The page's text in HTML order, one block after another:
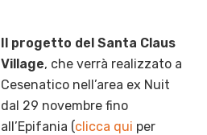
Il progetto del Santa Claus
Village, che verrà realizzato a
Cesenatico nell’area ex Nuit
dal 29 novembre fino
all’Epifania (clicca qui per